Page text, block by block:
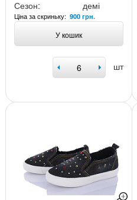
Сезон:
демі
Ціна за скриньку: 900 грн.
У кошик
шт